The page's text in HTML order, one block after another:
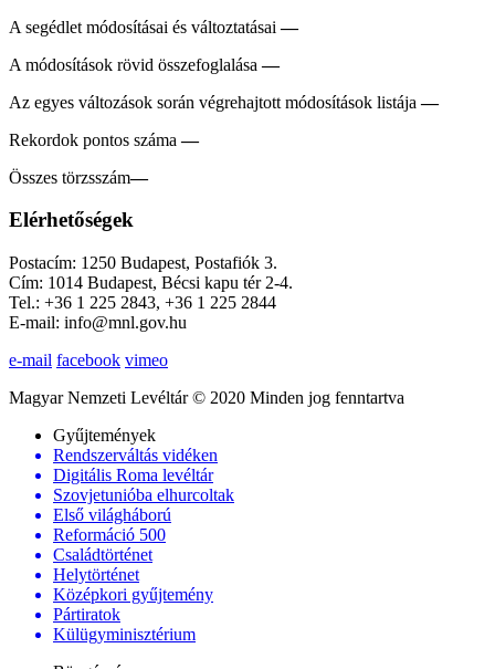
A segédlet módosításai és változtatásai —
A módosítások rövid összefoglalása —
Az egyes változások során végrehajtott módosítások listája —
Rekordok pontos száma —
Összes törzsszám—
Elérhetőségek
Postacím: 1250 Budapest, Postafiók 3.
Cím: 1014 Budapest, Bécsi kapu tér 2-4.
Tel.: +36 1 225 2843, +36 1 225 2844
E-mail: info@mnl.gov.hu
e-mail facebook vimeo
Magyar Nemzeti Levéltár © 2020 Minden jog fenntartva
Gyűjtemények
Rendszerváltás vidéken
Digitális Roma levéltár
Szovjetunióba elhurcoltak
Első világháború
Reformáció 500
Családtörténet
Helytörténet
Középkori gyűjtemény
Pártiratok
Külügyminisztérium